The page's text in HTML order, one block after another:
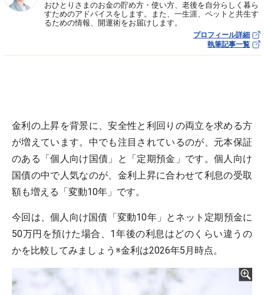
おひとりさまのお金の貯め方・使い方、老後を自分らしく暮ら
すためのアドバイスをします。また、一生涯、ペットと共生す
るための情報、開運術をお届けします。
プロフィール詳細
執筆記事一覧
金利の上昇を背景に、安全性と利回りの両立を求める方
が増えています。中でも注目されているのが、元本保証
のある「個人向け国債」と「定期預金」です。個人向け
国債の中で人気なのが、金利上昇に合わせて利息の受取
額も増える「変動10年」です。
今回は、個人向け国債「変動10年」とネット定期預金に
50万円を預けた場合、1年後の利息はどのくらい違うの
かを比較してみましょう※金利は2026年5月時点。